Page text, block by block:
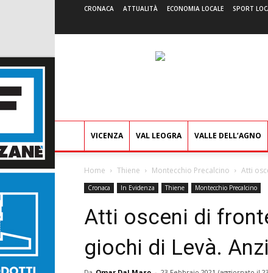
CRONACA ATTUALITÀ ECONOMIA LOCALE SPORT
VICENZA VAL LEOGRA VALLE DELL’AGNO
Home Thiene Montecchio Precalcino Atti
Cronaca In Evidenza Thiene Montecchio Precalcino
Atti osceni di
giochi di Levà.